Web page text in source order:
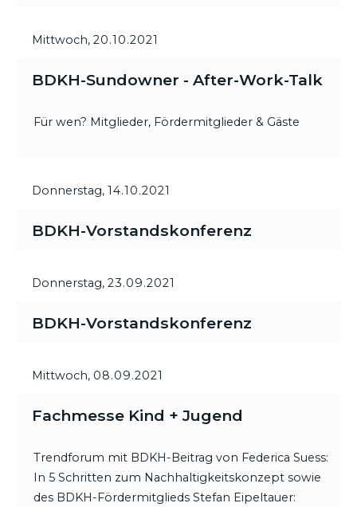
Mittwoch, 20.10.2021
BDKH-Sundowner - After-Work-Talk
Für wen? Mitglieder, Fördermitglieder & Gäste
Donnerstag, 14.10.2021
BDKH-Vorstandskonferenz
Donnerstag, 23.09.2021
BDKH-Vorstandskonferenz
Mittwoch, 08.09.2021
Fachmesse Kind + Jugend
Trendforum mit BDKH-Beitrag von Federica Suess:
In 5 Schritten zum Nachhaltigkeitskonzept sowie
des BDKH-Fördermitglieds Stefan Eipeltauer: